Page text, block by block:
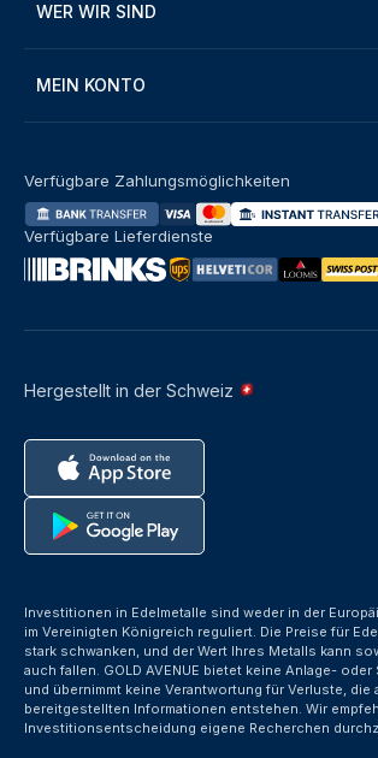
WER WIR SIND
MEIN KONTO
Hergestellt in der Schweiz
Verfügbare Zahlungsmöglichkeiten
Verfügbare Lieferdienste
Investitionen in Edelmetalle sind weder in der
im Vereinigten Königreich reguliert. Die Preise für
stark schwanken, und der Wert Ihres Metalls kann
auch fallen. GOLD AVENUE bietet keine Anlage-
und übernimmt keine Verantwortung für Verluste, die
bereitgestellten Informationen entstehen. Wir
Investitionsentscheidung eigene Recherchen